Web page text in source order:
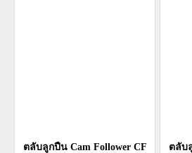
ตลับลูกปืน Cam Follower CF
ตลับ